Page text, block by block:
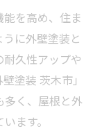
ウンを実現
て選ぶコツ
内訳を解説
を解説
金制度
を高め、住ま
に外壁塗装と
久性アップや
塗装 茨木市」
多く、屋根と外
ます。